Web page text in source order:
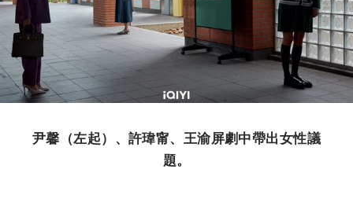
尹馨（左起）、許瑋甯、王渝屏劇中帶出女性議
題。